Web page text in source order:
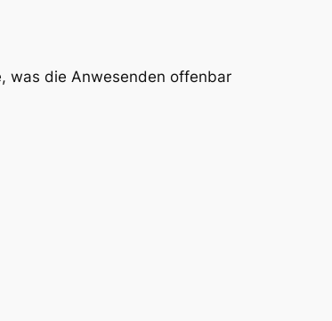
was die Anwesenden offenbar